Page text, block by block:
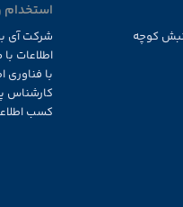
نبش کوچه
استخدام
شرکت آی
اطلاعات
با
کارشناس
کسب